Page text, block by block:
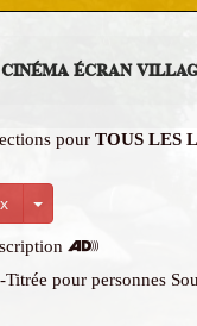
CINÉMA ÉCRAN